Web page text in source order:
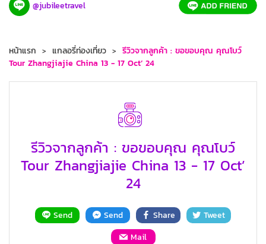
@jubileetravel
หน้าแรก แกลอรี่ท่องเที่ยว
รีวิวจากลูกค้า : ขอขอบคุณ คุณโบว์
Tour Zhangjiajie China 13 - 17 Oct’ 24
รีวิวจากลูกค้า : ขอขอบคุณ คุณโบว์
Tour Zhangjiajie China 13 - 17 Oct’
24
Send Send Share
Tweet
Mail